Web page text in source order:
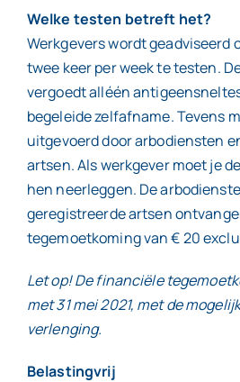
Welke testen betreft het?
Werkgevers wordt geadviseerd
twee keer per week te testen.
vergoedt alléén
begeleide zelfafname. Tevens
uitgevoerd door arbodiensten
artsen. Als werkgever moet je
hen neerleggen. De
geregistreerde artsen
tegemoetkoming van € 20
Let op! De financiële
met 31 mei 2021, met de
verlenging.
Belastingvrij